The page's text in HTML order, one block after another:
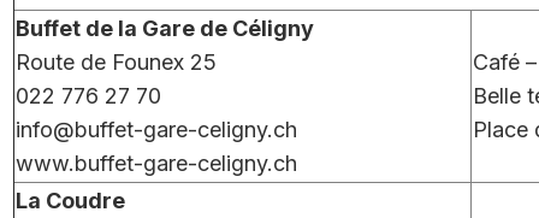
Buffet de la Gare de Céligny
Route de Founex 25
022 776 27 70
info@buffet-gare-celigny.ch
www.buffet-gare-celigny.ch
Café
Belle
Place
La Coudre